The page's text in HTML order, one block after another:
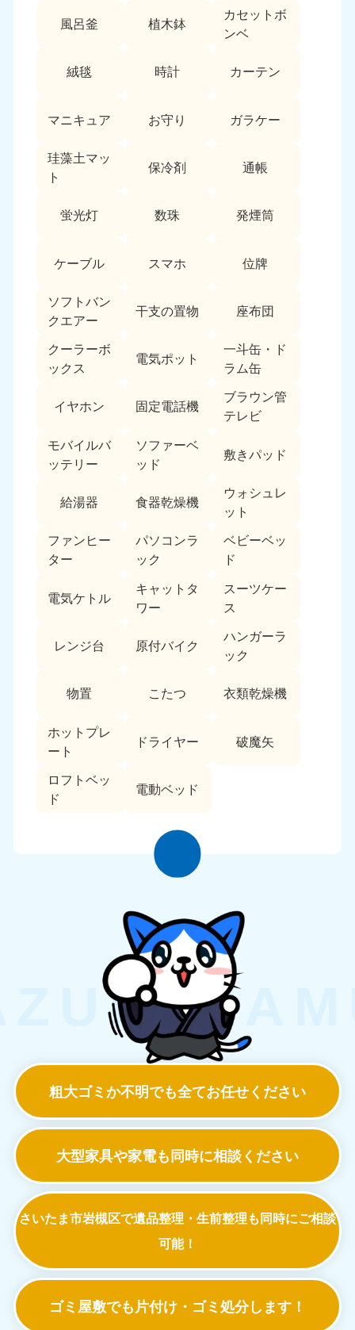
風呂釜 植木鉢
カセットボ
ンベ
絨毯 時計 カーテン
マニキュア お守り ガラケー
珪藻土マッ
ト
保冷剤 通帳
蛍光灯 数珠 発煙筒
ケーブル スマホ 位牌
ソフトバン
クエアー
干支の置物 座布団
クーラーボ
ックス
電気ポット
一斗缶・ド
ラム缶
イヤホン 固定電話機
ブラウン管
テレビ
モバイルバ
ッテリー
ソファーベ
ッド
敷きパッド
給湯器 食器乾燥機
ウォシュレ
ット
ファンヒー
ター
パソコンラ
ック
ベビーベッ
ド
電気ケトル
キャットタ
ワー
スーツケー
ス
レンジ台 原付バイク
ハンガーラ
ック
物置 こたつ 衣類乾燥機
ホットプレ
ート
ドライヤー 破魔矢
ロフトベッ
ド
電動ベッド
粗大ゴミか不明でも全てお任せください
大型家具や家電も同時に相談ください
さいたま市岩槻区で遺品整理・生前整理も同時にご相談
可能！
ゴミ屋敷でも 片付け・ゴミ処分します！